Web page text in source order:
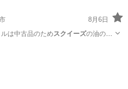
8月6日
は中古品のため スクイーズの油のよ